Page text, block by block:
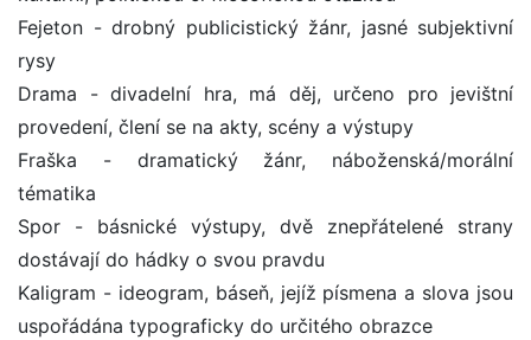
Fejeton - drobný publicistický žánr, jasné subjektivní
rysy
Drama - divadelní hra, má děj, určeno pro jevištní
provedení, člení se na akty, scény a výstupy
Fraška - dramatický žánr, náboženská/morální
tématika
Spor - básnické výstupy, dvě znepřátelené strany
dostávají do hádky o svou pravdu
Kaligram - ideogram, báseň, jejíž písmena a slova jsou
uspořádána typograficky do určitého obrazce